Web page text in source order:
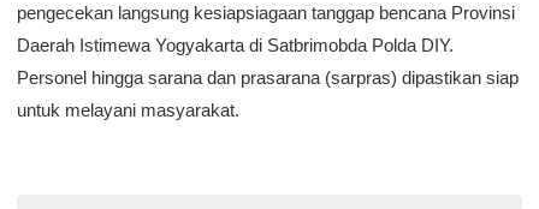
pengecekan langsung kesiapsiagaan tanggap bencana Provinsi
Daerah Istimewa Yogyakarta di Satbrimobda Polda DIY.
Personel hingga sarana dan prasarana (sarpras) dipastikan siap
untuk melayani masyarakat.